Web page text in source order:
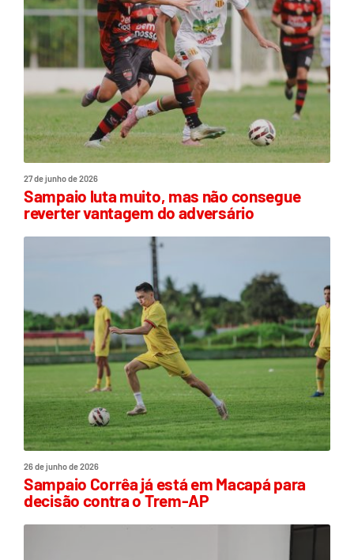
27 de junho de 2026
Sampaio luta muito, mas não consegue
reverter vantagem do adversário
26 de junho de 2026
Sampaio Corrêa já está em Macapá para
decisão contra o Trem-AP